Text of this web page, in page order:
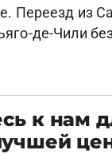
Переезд из
де-Чили
к нам